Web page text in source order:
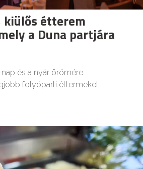
kiülős étterem
a Duna partjára
és a nyár örömére
folyóparti éttermeket